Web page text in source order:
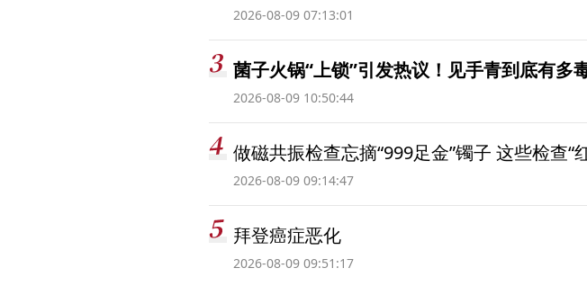
2026-08-09 07:13:01
菌子火锅“上锁”引发热议！见手青到底有多
2026-08-09 10:50:44
做磁共振检查忘摘“999足金”镯子 这些检查“
2026-08-09 09:14:47
拜登癌症恶化
2026-08-09 09:51:17